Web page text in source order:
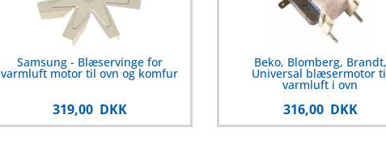
Samsung - Blæservinge for
varmluft motor til ovn og komfur
319,00 DKK
Beko, Blomberg, Brandt,
Universal blæsermotor
varmluft i ovn
316,00 DKK